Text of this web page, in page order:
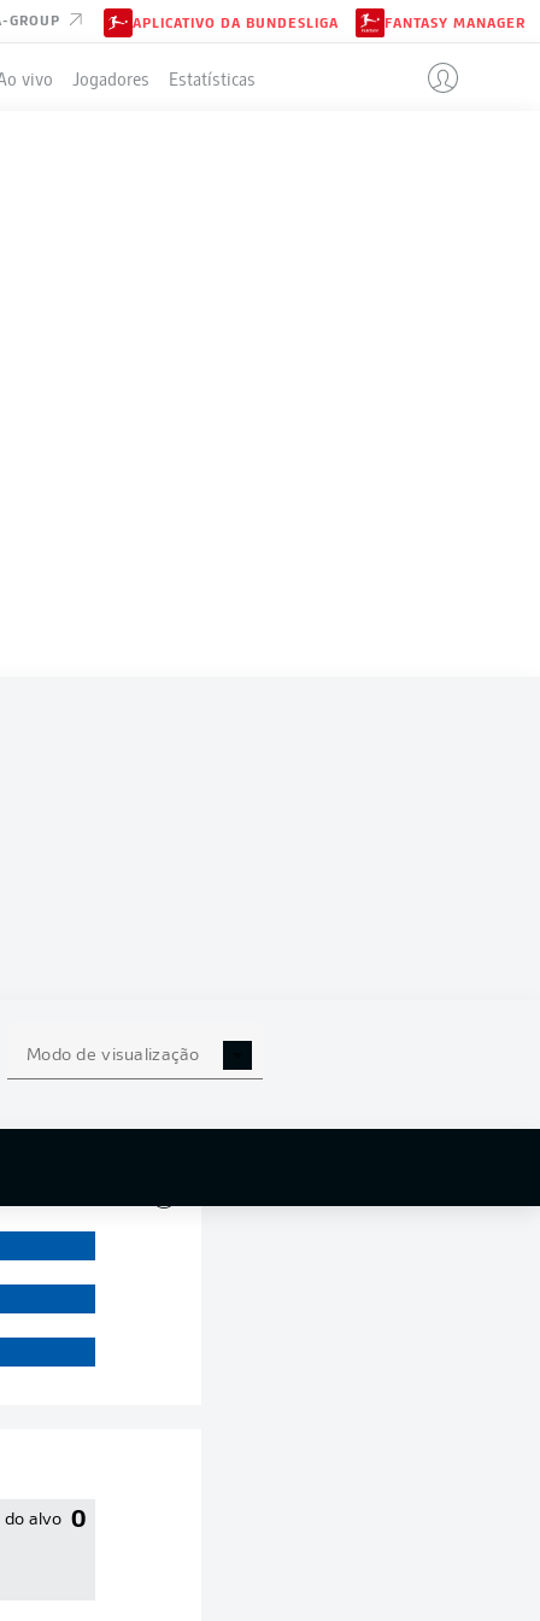
GROUP APLICATIVO DA BUNDESLIGA FANTASY MANAGER
vivo Jogadores Estatísticas
Modo de visualização
0
do alvo